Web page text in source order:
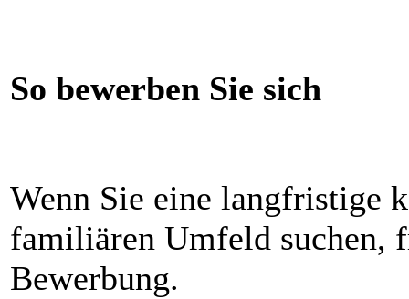
So bewerben Sie sich
Wenn Sie eine langfristige
familiären Umfeld suchen,
Bewerbung.